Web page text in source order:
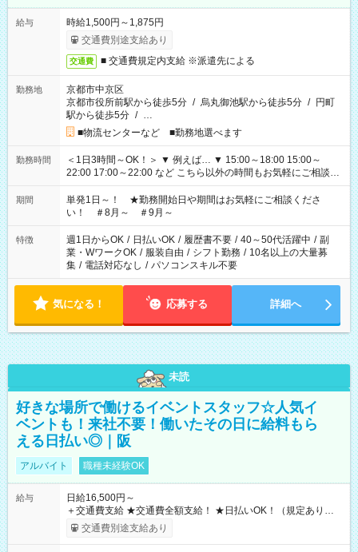
給与
時給1,500円～1,875円
交通費別途支給あり
交通費 ■ 交通費規定内支給 ※派遣先による
勤務地
京都市中京区
京都市役所前駅から徒歩5分 / 烏丸御池駅から徒歩5分 / 円町
駅から徒歩5分 / …
■物流センターなど ■勤務地選べます
勤務時間
＜1日3時間～OK！＞ ▼ 例えば… ▼ 15:00～18:00 15:00～
22:00 17:00～22:00 など こちら以外の時間もお気軽にご相談く
ださい！
期間
単発1日～！ ★勤務開始日や期間はお気軽にご相談くださ
い！ ＃8月～ ＃9月～
特徴 週1日からOK / 日払いOK / 履歴書不要 / 40～50代活躍中 / 副
業・WワークOK / 服装自由 / シフト勤務 / 10名以上の大量募
集 / 電話対応なし / パソコンスキル不要
気になる！ 応募する 詳細へ
未読
好きな場所で働けるイベントスタッフ☆人気イ
ベントも！来社不要！働いたその日に給料もら
える日払い◎｜阪
アルバイト 職種未経験OK
給与
日給16,500円～
＋交通費支給 ★交通費全額支給！ ★日払いOK！（規定あり） ┗
働いたその日に現金GET♪ お仕事後はコンビニATMから 日払
交通費別途支給あり